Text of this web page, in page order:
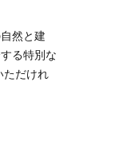
然と建
る特別な
ただけれ